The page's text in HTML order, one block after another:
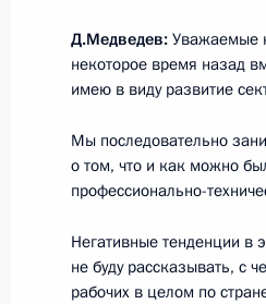
8 сентября
и
31 августа
Д.Медведев: Уважаемые
некоторое время назад
имею в виду развитие
Мы последовательно
о том, что и как можно
профессионально-
Негативные тенденции в
не буду рассказывать, с
рабочих в целом по